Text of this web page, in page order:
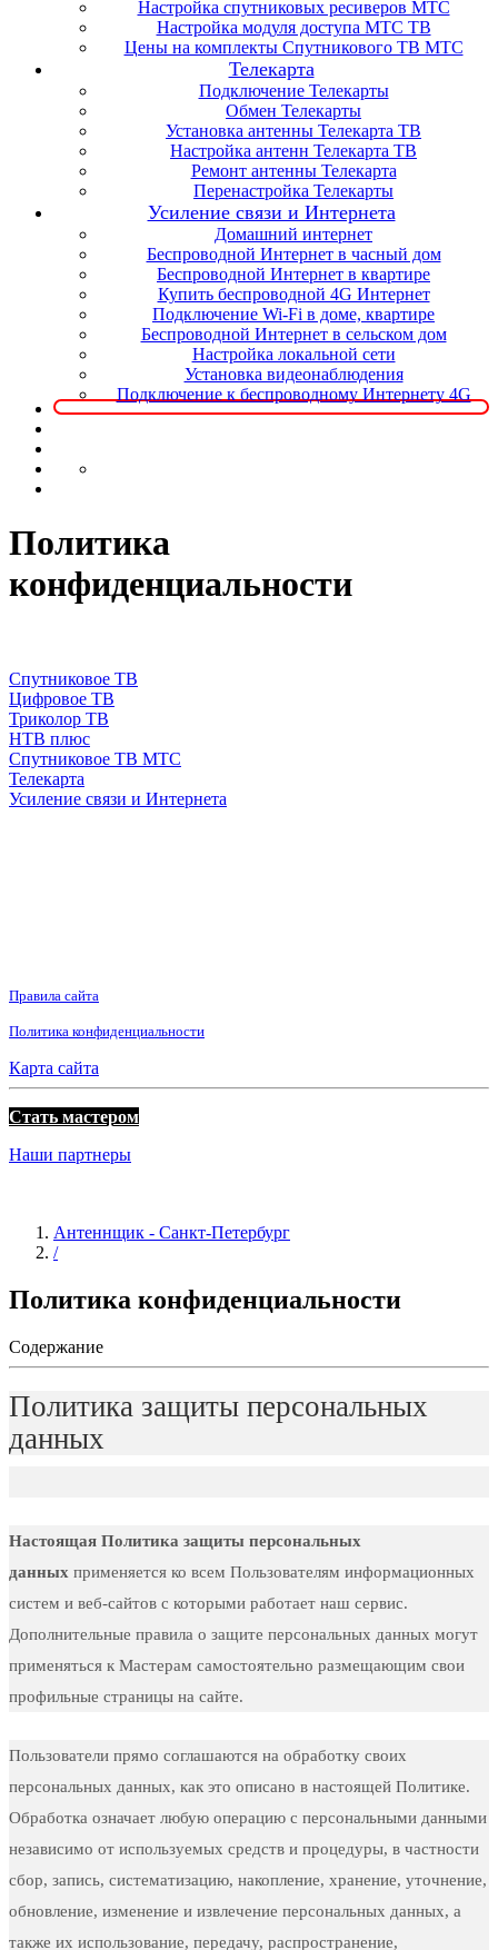
Настройка спутниковых ресиверов МТС
Настройка модуля доступа МТС ТВ
Цены на комплекты Спутникового ТВ МТС
Телекарта
Подключение Телекарты
Обмен Телекарты
Установка антенны Телекарта ТВ
Настройка антенн Телекарта ТВ
Ремонт антенны Телекарта
Перенастройка Телекарты
Усиление связи и Интернета
Домашний интернет
Беспроводной Интернет в часный дом
Беспроводной Интернет в квартире
Купить беспроводной 4G Интернет
Подключение Wi-Fi в доме, квартире
Беспроводной Интернет в сельском дом
Настройка локальной сети
Установка видеонаблюдения
Подключение к беспроводному Интернету 4G
Политика
конфиденциальности
Спутниковое ТВ
Цифровое ТВ
Триколор ТВ
НТВ плюс
Спутниковое ТВ МТС
Телекарта
Усиление связи и Интернета
Правила сайта
Политика конфиденциальности
Карта сайта
Стать мастером
Наши партнеры
Антеннщик - Санкт-Петербург
/
Политика конфиденциальности
Содержание
Политика защиты персональных
данных
Настоящая Политика защиты персональных
данных применяется ко всем Пользователям информационных
систем и веб-сайтов с которыми работает наш сервис.
Дополнительные правила о защите персональных данных могут
применяться к Мастерам самостоятельно размещающим свои
профильные страницы на сайте.
Пользователи прямо соглашаются на обработку своих
персональных данных, как это описано в настоящей Политике.
Обработка означает любую операцию с персональными данными
независимо от используемых средств и процедуры, в частности
сбор, запись, систематизацию, накопление, хранение, уточнение,
обновление, изменение и извлечение персональных данных, а
также их использование, передачу, распространение,